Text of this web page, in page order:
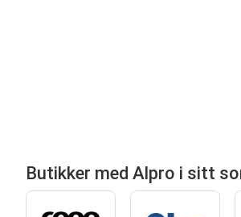
Butikker med Alpro i sitt